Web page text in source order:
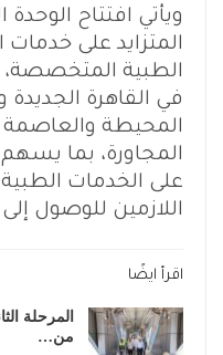
ويأتي افتتاح
المتزايد على خدمات
الطبية المتخصصة،
في القاهرة
المحيطة والعاصمة
المجاورة، بما
على الخدمات
اللازمين للوصول
اقرأ ايضًا
من…